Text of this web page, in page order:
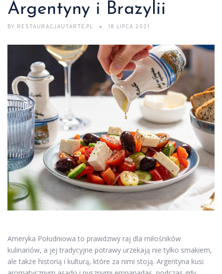
Argentyny i Brazylii
BY RESTAURACJAUTARTE.PL 18 LIPCA 2021
Ameryka Południowa to prawdziwy raj dla miłośników
kulinariów, a jej tradycyjne potrawy urzekają nie tylko smakiem,
ale także historią i kulturą, które za nimi stoją. Argentyna kusi